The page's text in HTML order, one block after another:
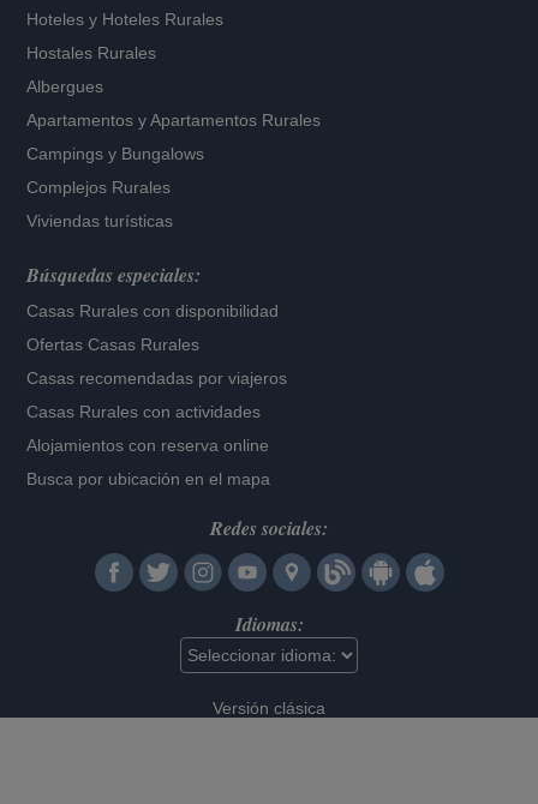
Hoteles y Hoteles Rurales
Hostales Rurales
Albergues
Apartamentos yApartamentos Rurales
Campings y Bungalows
Complejos Rurales
Viviendas turísticas
Búsquedas especiales:
Casas Rurales con disponibilidad
Ofertas Casas Rurales
Casas recomendadas por viajeros
Casas Rurales con actividades
Alojamientos con reserva online
Busca por ubicación en el mapa
Redes sociales:
Idiomas:
Versión clásica